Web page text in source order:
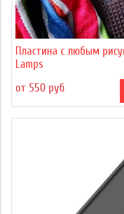
Пластина с любым
Lamps
от 550 руб